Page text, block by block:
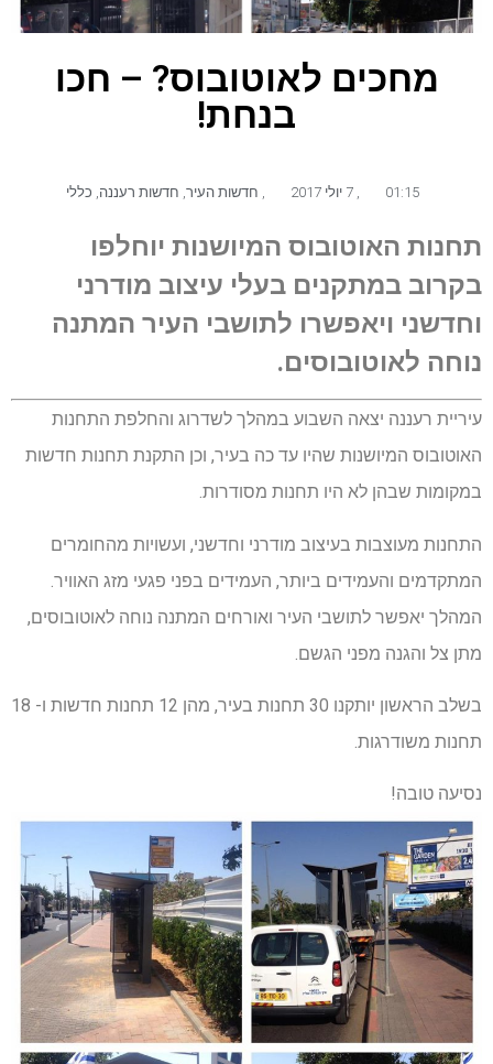
מחכים לאוטובוס? – חכו
בנחת!
01:15 7 יולי 2017 חדשות העיר חדשות רעננה כללי
תחנות האוטובוס המיושנות יוחלפו
בקרוב במתקנים בעלי עיצוב מודרני
וחדשני ויאפשרו לתושבי העיר המתנה
נוחה לאוטובוסים.
עיריית רעננה יצאה השבוע במהלך לשדרוג והחלפת התחנות
האוטובוס המיושנות שהיו עד כה בעיר, וכן התקנת תחנות חדשות
במקומות שבהן לא היו תחנות מסודרות.
התחנות מעוצבות בעיצוב מודרני וחדשני, ועשויות מהחומרים
המתקדמים והעמידים ביותר, העמידים בפני פגעי מזג האוויר.
המהלך יאפשר לתושבי העיר ואורחים המתנה נוחה לאוטובוסים,
מתן צל והגנה מפני הגשם.
בשלב הראשון יותקנו 30 תחנות בעיר, מהן 12 תחנות חדשות ו- 18
תחנות משודרגות.
נסיעה טובה!